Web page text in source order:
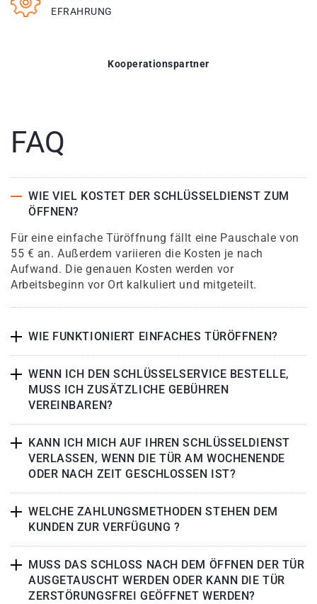
EFRAHRUNG
Kooperationspartner
FAQ
WIE VIEL KOSTET DER SCHLÜSSELDIENST ZUM
ÖFFNEN?
Für eine einfache Türöffnung fällt eine Pauschale von
55 € an. Außerdem variieren die Kosten je nach
Aufwand. Die genauen Kosten werden vor
Arbeitsbeginn vor Ort kalkuliert und mitgeteilt.
WIE FUNKTIONIERT EINFACHES TÜRÖFFNEN?
WENN ICH DEN SCHLÜSSELSERVICE BESTELLE,
MUSS ICH ZUSÄTZLICHE GEBÜHREN
VEREINBAREN?
KANN ICH MICH AUF IHREN SCHLÜSSELDIENST
VERLASSEN, WENN DIE TÜR AM WOCHENENDE
ODER NACH ZEIT GESCHLOSSEN IST?
WELCHE ZAHLUNGSMETHODEN STEHEN DEM
KUNDEN ZUR VERFÜGUNG ?
MUSS DAS SCHLOSS NACH DEM ÖFFNEN DER TÜR
AUSGETAUSCHT WERDEN ODER KANN DIE TÜR
ZERSTÖRUNGSFREI GEÖFFNET WERDEN?